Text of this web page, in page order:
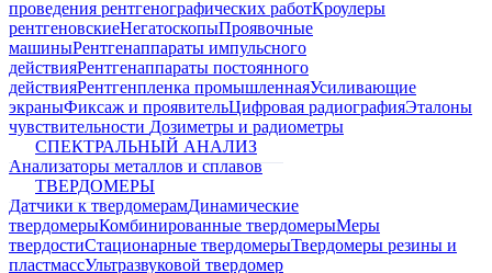
проведения рентгенографических работКроулеры
рентгеновскиеНегатоскопыПроявочные
машиныРентгенаппараты импульсного
действияРентгенаппараты постоянного
действияРентгенпленка промышленнаяУсиливающие
экраныФиксаж и проявительЦифровая радиографияЭталоны
чувствительности Дозиметры и радиометры
СПЕКТРАЛЬНЫЙ АНАЛИЗ
Анализаторы металлов и сплавов
ТВЕРДОМЕРЫ
Датчики к твердомерамДинамические
твердомерыКомбинированные твердомерыМеры
твердостиСтационарные твердомерыТвердомеры резины и
пластмассУльтразвуковой твердомер